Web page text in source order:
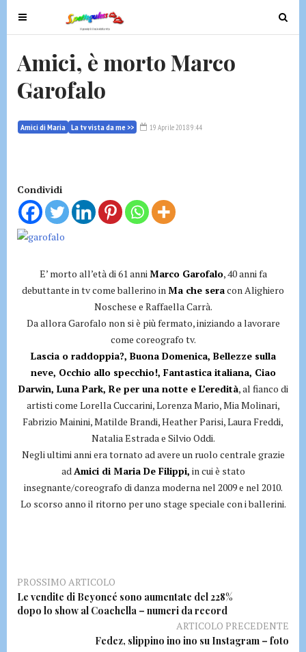
T
o
g
e
a
a
t
i
T
o
Amici, è morto Marco
Garofalo
Amici di Maria La tv vista da me >> 19 Aprile 2018 9:44
Condividi
E’ morto all’età di 61 anniMarco Garofalo, 40 anni fa
debuttante in tv come ballerino inMa che seracon Alighiero
Noschese e Raffaella Carrà.
Da allora Garofalo non si è più fermato, iniziando a lavorare
come coreografo tv.
Lascia o raddoppia?, Buona Domenica, Bellezze sulla
neve, Occhio allo specchio!, Fantastica italiana, Ciao
Darwin, Luna Park, Re per una notte e L’eredità, al fianco di
artisti come Lorella Cuccarini, Lorenza Mario, Mia Molinari,
Fabrizio Mainini, Matilde Brandi, Heather Parisi, Laura Freddi,
Natalia Estrada e Silvio Oddi.
Negli ultimi anni era tornato ad avere un ruolo centrale grazie
adAmici di Maria De Filippi, in cui è stato
insegnante/coreografo di danza moderna nel 2009 e nel 2010.
Lo scorso anno il ritorno per uno stage speciale con i ballerini.
PROSSIMO ARTICOLO
Le vendite di Beyoncé sono aumentate del 228%
dopo lo show al Coachella – numeri da record
ARTICOLO PRECEDENTE
Fedez, slippino ino ino su Instagram – foto